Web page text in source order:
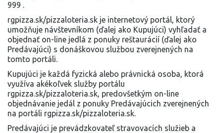
999 .
rgpizza.sk/pizzaloteria.sk je internetový portál, ktorý
umožňuje návštevníkom (ďalej ako Kupujúci) vyhľadať a
objednať on-line jedlá z ponuky reštaurácií (ďalej ako
Predávajúci) s donáškovou službou zverejnených na
tomto portáli.
Kupujúci je každá fyzická alebo právnická osoba, ktorá
využíva akékoľvek služby portálu
rgpizza.sk/pizzaloteria.sk, predovšetkým on-line
objednávanie jedál z ponuky Predávajúcich zverejnených
na portáli rgpizza.sk/pizzaloteria.sk.
Predávajúci je prevádzkovateľ stravovacích služieb a